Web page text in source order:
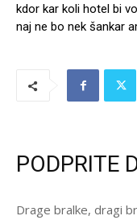
kdor kar koli hotel bi
naj ne bo nek šankar
PODPRITE
Drage bralke, dragi